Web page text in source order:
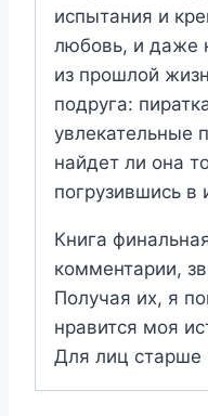
испытания и
любовь, и даже
из прошлой
подруга:
увлекательные
найдет ли она
погрузившись в
Книга
комментарии,
Получая их, я
нравится моя
Для лиц старше